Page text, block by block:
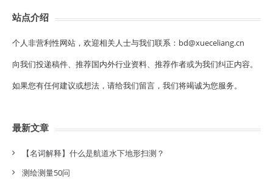
站点介绍
个人非营利性网站，欢迎相关人士与我们联系：bd@xueceliang.cn
向我们投递稿件、推荐国内外行业资料、推荐作者或为我们纠正内容。
如果您有任何建议或想法，请给我们留言，我们将竭诚为您服务。
最新文章
【名词解释】什么是航道水下地形扫测？
测绘测量50问